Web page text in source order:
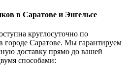
в Саратове и Энгельсе
круглосуточно по
городе Саратове. Мы гарантируем
доставку прямо до вашей
способами: